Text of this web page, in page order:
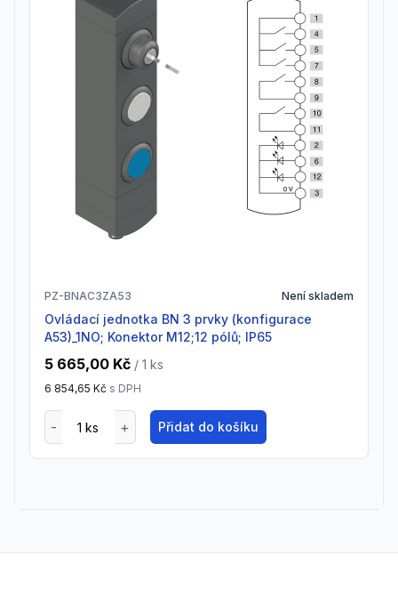
PZ-BNAC3ZA53 Není skladem
Ovládací jednotka BN 3 prvky (konfigurace
A53)_1NO; Konektor M12;12 pólů; IP65
5 665,00 Kč / 1 ks
6 854,65 Kč s DPH
Přidat do košíku